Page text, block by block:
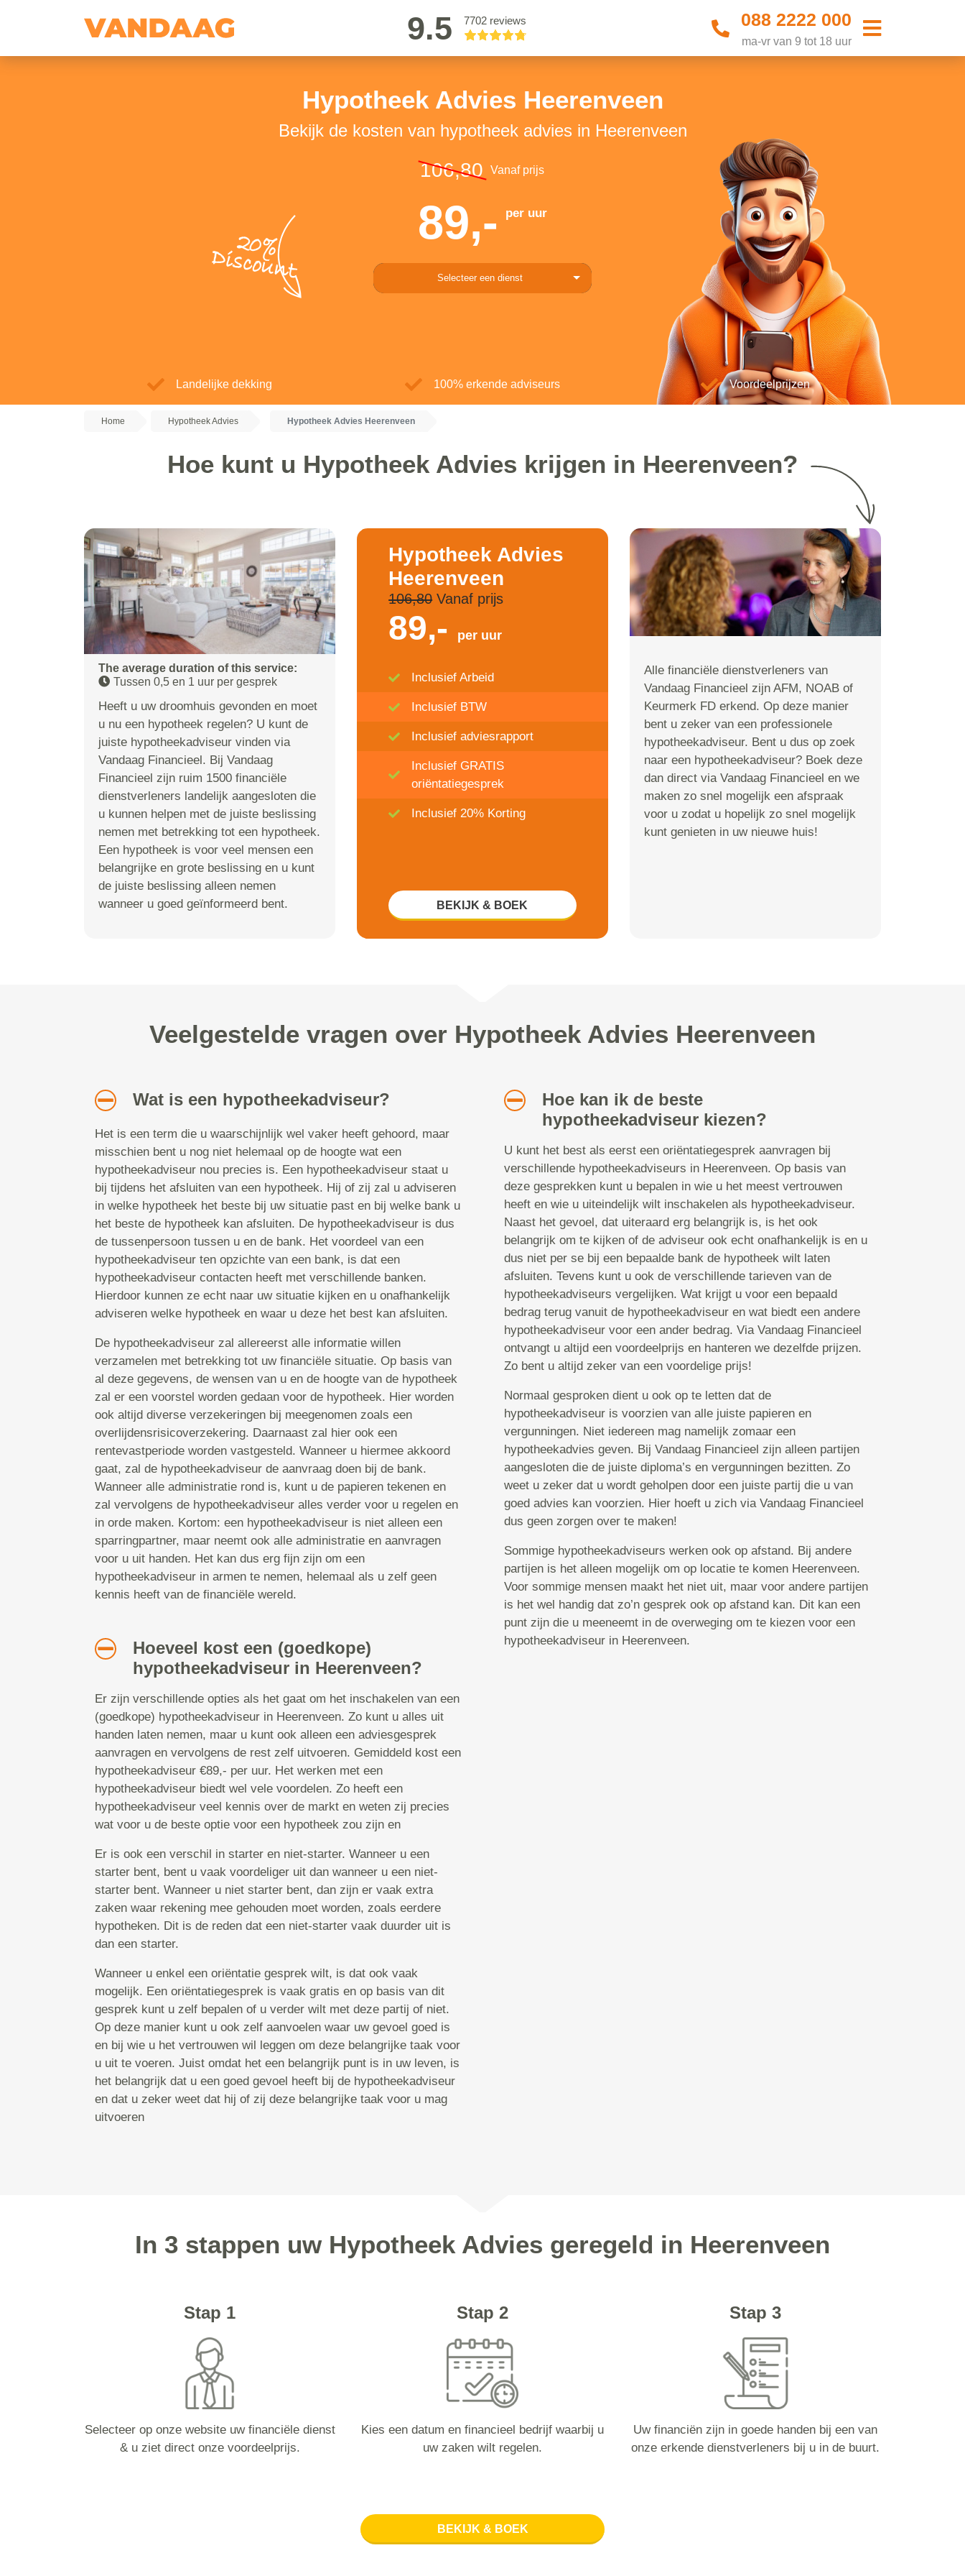
9.5 7702 reviews 088 2222 000
ma-vr van 9 tot 18 uur
Hypotheek Advies Heerenveen
Bekijk de kosten van hypotheek advies in Heerenveen
20%
Discount
106,80 Vanaf prijs
89,- per uur
Selecteer een dienst
Landelijke dekking 100% erkende adviseurs Voordeelprijzen
Home Hypotheek Advies Hypotheek Advies Heerenveen
Hoe kunt u Hypotheek Advies krijgen in Heerenveen?
The average duration of this service:
Tussen 0,5 en 1 uur per gesprek
Heeft u uw droomhuis gevonden en moet
u nu een hypotheek regelen? U kunt de
juiste hypotheekadviseur vinden via
Vandaag Financieel. Bij Vandaag
Financieel zijn ruim 1500 financiële
dienstverleners landelijk aangesloten die
u kunnen helpen met de juiste beslissing
nemen met betrekking tot een hypotheek.
Een hypotheek is voor veel mensen een
belangrijke en grote beslissing en u kunt
de juiste beslissing alleen nemen
wanneer u goed geïnformeerd bent.
Hypotheek Advies
Heerenveen
106,80Vanaf prijs
89,- per uur
Inclusief Arbeid
Inclusief BTW
Inclusief adviesrapport
Inclusief GRATIS
oriëntatiegesprek
Inclusief 20% Korting
BEKIJK & BOEK
Alle financiële dienstverleners van
Vandaag Financieel zijn AFM, NOAB of
Keurmerk FD erkend. Op deze manier
bent u zeker van een professionele
hypotheekadviseur. Bent u dus op zoek
naar een hypotheekadviseur? Boek deze
dan direct via Vandaag Financieel en we
maken zo snel mogelijk een afspraak
voor u zodat u hopelijk zo snel mogelijk
kunt genieten in uw nieuwe huis!
Veelgestelde vragen over Hypotheek Advies Heerenveen
Wat is een hypotheekadviseur?
Het is een term die u waarschijnlijk wel vaker heeft gehoord, maar
misschien bent u nog niet helemaal op de hoogte wat een
hypotheekadviseur nou precies is. Een hypotheekadviseur staat u
bij tijdens het afsluiten van een hypotheek. Hij of zij zal u adviseren
in welke hypotheek het beste bij uw situatie past en bij welke bank u
het beste de hypotheek kan afsluiten. De hypotheekadviseur is dus
de tussenpersoon tussen u en de bank. Het voordeel van een
hypotheekadviseur ten opzichte van een bank, is dat een
hypotheekadviseur contacten heeft met verschillende banken.
Hierdoor kunnen ze echt naar uw situatie kijken en u onafhankelijk
adviseren welke hypotheek en waar u deze het best kan afsluiten.
De hypotheekadviseur zal allereerst alle informatie willen
verzamelen met betrekking tot uw financiële situatie. Op basis van
al deze gegevens, de wensen van u en de hoogte van de hypotheek
zal er een voorstel worden gedaan voor de hypotheek. Hier worden
ook altijd diverse verzekeringen bij meegenomen zoals een
overlijdensrisicoverzekering. Daarnaast zal hier ook een
rentevastperiode worden vastgesteld. Wanneer u hiermee akkoord
gaat, zal de hypotheekadviseur de aanvraag doen bij de bank.
Wanneer alle administratie rond is, kunt u de papieren tekenen en
zal vervolgens de hypotheekadviseur alles verder voor u regelen en
in orde maken. Kortom: een hypotheekadviseur is niet alleen een
sparringpartner, maar neemt ook alle administratie en aanvragen
voor u uit handen. Het kan dus erg fijn zijn om een
hypotheekadviseur in armen te nemen, helemaal als u zelf geen
kennis heeft van de financiële wereld.
Hoeveel kost een (goedkope)
hypotheekadviseur in Heerenveen?
Er zijn verschillende opties als het gaat om het inschakelen van een
(goedkope) hypotheekadviseur in Heerenveen. Zo kunt u alles uit
handen laten nemen, maar u kunt ook alleen een adviesgesprek
aanvragen en vervolgens de rest zelf uitvoeren. Gemiddeld kost een
hypotheekadviseur €89,- per uur. Het werken met een
hypotheekadviseur biedt wel vele voordelen. Zo heeft een
hypotheekadviseur veel kennis over de markt en weten zij precies
wat voor u de beste optie voor een hypotheek zou zijn en
Er is ook een verschil in starter en niet-starter. Wanneer u een
starter bent, bent u vaak voordeliger uit dan wanneer u een niet-
starter bent. Wanneer u niet starter bent, dan zijn er vaak extra
zaken waar rekening mee gehouden moet worden, zoals eerdere
hypotheken. Dit is de reden dat een niet-starter vaak duurder uit is
dan een starter.
Wanneer u enkel een oriëntatie gesprek wilt, is dat ook vaak
mogelijk. Een oriëntatiegesprek is vaak gratis en op basis van dit
gesprek kunt u zelf bepalen of u verder wilt met deze partij of niet.
Op deze manier kunt u ook zelf aanvoelen waar uw gevoel goed is
en bij wie u het vertrouwen wil leggen om deze belangrijke taak voor
u uit te voeren. Juist omdat het een belangrijk punt is in uw leven, is
het belangrijk dat u een goed gevoel heeft bij de hypotheekadviseur
en dat u zeker weet dat hij of zij deze belangrijke taak voor u mag
uitvoeren
Hoe kan ik de beste
hypotheekadviseur kiezen?
U kunt het best als eerst een oriëntatiegesprek aanvragen bij
verschillende hypotheekadviseurs in Heerenveen. Op basis van
deze gesprekken kunt u bepalen in wie u het meest vertrouwen
heeft en wie u uiteindelijk wilt inschakelen als hypotheekadviseur.
Naast het gevoel, dat uiteraard erg belangrijk is, is het ook
belangrijk om te kijken of de adviseur ook echt onafhankelijk is en u
dus niet per se bij een bepaalde bank de hypotheek wilt laten
afsluiten. Tevens kunt u ook de verschillende tarieven van de
hypotheekadviseurs vergelijken. Wat krijgt u voor een bepaald
bedrag terug vanuit de hypotheekadviseur en wat biedt een andere
hypotheekadviseur voor een ander bedrag. Via Vandaag Financieel
ontvangt u altijd een voordeelprijs en hanteren we dezelfde prijzen.
Zo bent u altijd zeker van een voordelige prijs!
Normaal gesproken dient u ook op te letten dat de
hypotheekadviseur is voorzien van alle juiste papieren en
vergunningen. Niet iedereen mag namelijk zomaar een
hypotheekadvies geven. Bij Vandaag Financieel zijn alleen partijen
aangesloten die de juiste diploma’s en vergunningen bezitten. Zo
weet u zeker dat u wordt geholpen door een juiste partij die u van
goed advies kan voorzien. Hier hoeft u zich via Vandaag Financieel
dus geen zorgen over te maken!
Sommige hypotheekadviseurs werken ook op afstand. Bij andere
partijen is het alleen mogelijk om op locatie te komen Heerenveen.
Voor sommige mensen maakt het niet uit, maar voor andere partijen
is het wel handig dat zo’n gesprek ook op afstand kan. Dit kan een
punt zijn die u meeneemt in de overweging om te kiezen voor een
hypotheekadviseur in Heerenveen.
In 3 stappen uw Hypotheek Advies geregeld in Heerenveen
Stap 1
Selecteer op onze website uw financiële dienst
& u ziet direct onze voordeelprijs.
Stap 2
Kies een datum en financieel bedrijf waarbij u
uw zaken wilt regelen.
Stap 3
Uw financiën zijn in goede handen bij een van
onze erkende dienstverleners bij u in de buurt.
BEKIJK & BOEK